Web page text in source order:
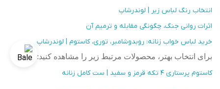
انتخاب رنگ لباس زیر | لوندرشاپ
اثرات روانی جنگ، چگونگی مقابله و ترمیم آن
خرید لباس خواب زنانه: روبدوشامبر، توری، کاستوم | لوندرشاپ
برای انتخاب بهتر، محصولات مرتبط زیر را مشاهده کنید:
کاستوم پرستاری 4 تکه قرمز و سفید | ست کامل زنانه